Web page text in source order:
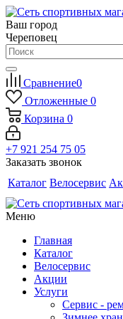
Ваш город
Череповец
Сравнение0
Отложенные 0
Корзина 0
+7 921 254 75 05
Заказать звонок
Каталог Велосервис
Меню
Главная
Каталог
Велосервис
Акции
Услуги
Сервис -